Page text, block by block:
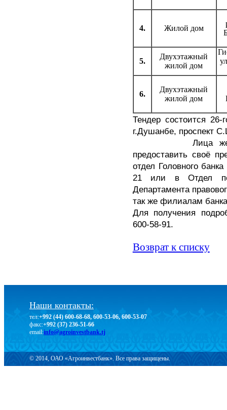
4. Жилой дом
5.
Двухэтажный
жилой дом
6.
Двухэтажный
жилой дом
Тендер состоится
г.Душанбе, проспект
Лица желающие
предоставить своё
отдел Головного
21 или в Отдел по
Департамента
так же филиалам
Для получения
600-58-91.
Возврат к списку
Наши контакты:
тел:+992 (44) 600-68-68, 600-53-06, 600-53-07
факс:+992 (37) 236-51-66
email:info@agroinvestbank.tj
© 2014, ОАО «Агроинвестбанк». Все права защищены.